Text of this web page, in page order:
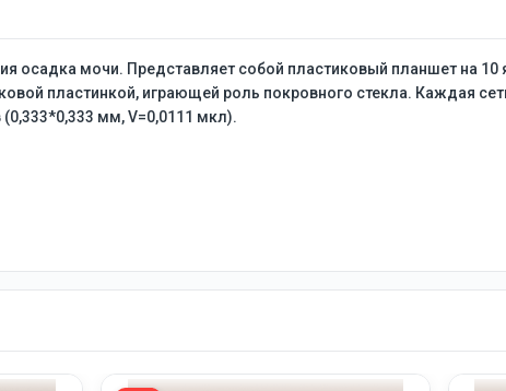
осадка мочи. Представляет собой пластиковый планшет на
пластинкой, играющей роль покровного стекла. Каждая
мм, V=0,0111 мкл).